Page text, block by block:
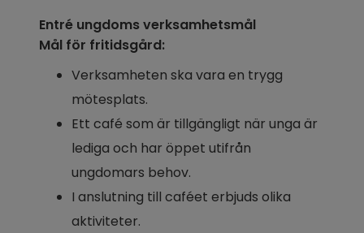
Entré ungdoms verksamhetsmål
Mål för fritidsgård:
Verksamheten ska vara en trygg
mötesplats.
Ett café som är tillgängligt när unga är
lediga och har öppet utifrån
ungdomars behov.
I anslutning till caféet erbjuds olika
aktiviteter.